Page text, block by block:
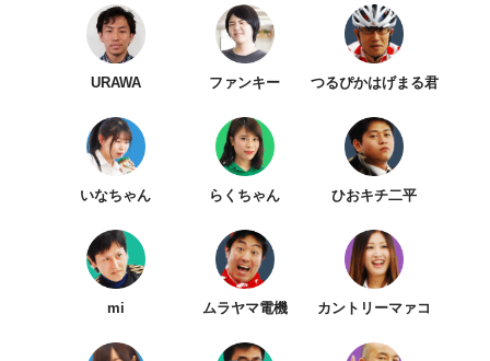
URAWA ファンキー つるぴかはげまる君
いなちゃん らくちゃん ひおキチ二平
mi ムラヤマ電機 カントリーマァコ